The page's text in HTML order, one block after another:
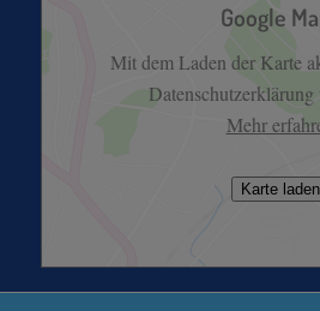
Google
Mit dem Laden der Karte
Mehr
Karte laden